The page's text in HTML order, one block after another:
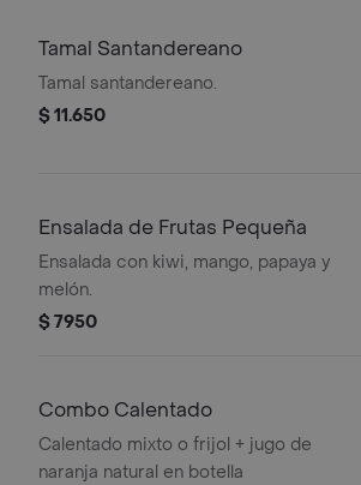
Tamal Santandereano
Tamal santandereano.
$ 11.650
Ensalada de Frutas Pequeña
Ensalada con kiwi, mango, papaya y
melón.
$ 7950
Combo Calentado
Calentado mixto o frijol + jugo de
naranja natural en botella